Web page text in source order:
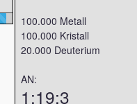
100.000 Metall
100.000 Kristall
20.000 Deuterium
AN:
1:19:3